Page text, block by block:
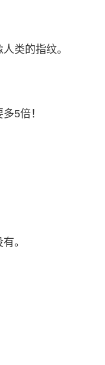
类的指纹。
5倍！
。